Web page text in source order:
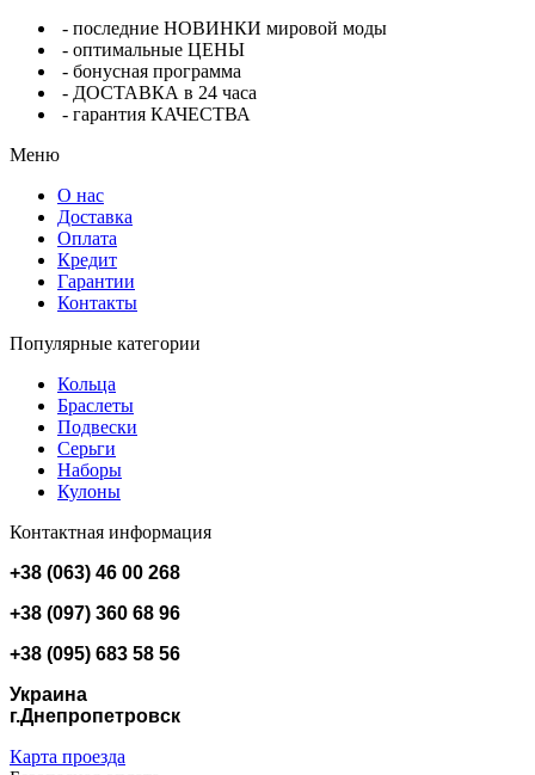
- последние НОВИНКИ мировой моды
- оптимальные ЦЕНЫ
- бонусная программа
- ДОСТАВКА в 24 часа
- гарантия КАЧЕСТВА
Меню
О нас
Доставка
Оплата
Кредит
Гарантии
Контакты
Популярные категории
Кольца
Браслеты
Подвески
Серьги
Наборы
Кулоны
Контактная информация
+38 (063) 46 00 268
+38 (097) 360 68 96
+38 (095) 683 58 56
Украина
г.Днепропетровск
Карта проезда